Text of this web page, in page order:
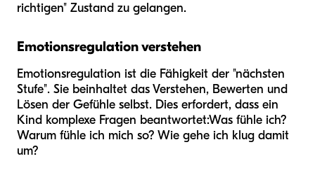
richtigen" Zustand zu gelangen.
Emotionsregulation verstehen
Emotionsregulation ist die Fähigkeit der "nächsten
Stufe". Sie beinhaltet das Verstehen, Bewerten und
Lösen der Gefühle selbst. Dies erfordert, dass ein
Kind komplexe Fragen beantwortet:Was fühle ich?
Warum fühle ich mich so? Wie gehe ich klug damit
um?